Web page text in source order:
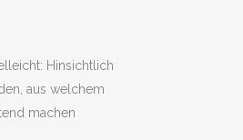
Hinsichtlich
aus welchem
machen